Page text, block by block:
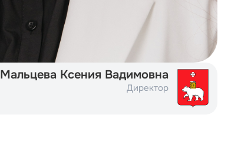
Мальцева Ксения Вадимовна
Директор